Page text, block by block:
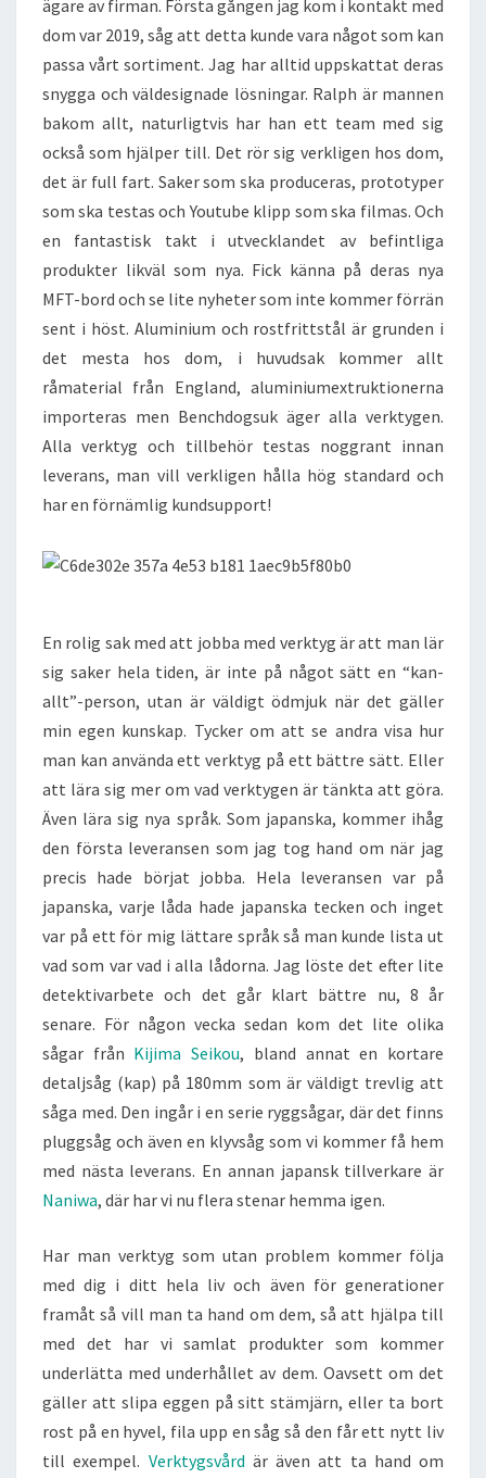
ägare av firman. Första gången jag kom i kontakt med
dom var 2019, såg att detta kunde vara något som kan
passa vårt sortiment. Jag har alltid uppskattat deras
snygga och väldesignade lösningar. Ralph är mannen
bakom allt, naturligtvis har han ett team med sig
också som hjälper till. Det rör sig verkligen hos dom,
det är full fart. Saker som ska produceras, prototyper
som ska testas och Youtube klipp som ska filmas. Och
en fantastisk takt i utvecklandet av befintliga
produkter likväl som nya. Fick känna på deras nya
MFT-bord och se lite nyheter som inte kommer förrän
sent i höst. Aluminium och rostfrittstål är grunden i
det mesta hos dom, i huvudsak kommer allt
råmaterial från England, aluminiumextruktionerna
importeras men Benchdogsuk äger alla verktygen.
Alla verktyg och tillbehör testas noggrant innan
leverans, man vill verkligen hålla hög standard och
har en förnämlig kundsupport!
En rolig sak med att jobba med verktyg är att man lär
sig saker hela tiden, är inte på något sätt en “kan-
allt”-person, utan är väldigt ödmjuk när det gäller
min egen kunskap. Tycker om att se andra visa hur
man kan använda ett verktyg på ett bättre sätt. Eller
att lära sig mer om vad verktygen är tänkta att göra.
Även lära sig nya språk. Som japanska, kommer ihåg
den första leveransen som jag tog hand om när jag
precis hade börjat jobba. Hela leveransen var på
japanska, varje låda hade japanska tecken och inget
var på ett för mig lättare språk så man kunde lista ut
vad som var vad i alla lådorna. Jag löste det efter lite
detektivarbete och det går klart bättre nu, 8 år
senare. För någon vecka sedan kom det lite olika
sågar från Kijima Seikou, bland annat en kortare
detaljsåg (kap) på 180mm som är väldigt trevlig att
såga med. Den ingår i en serie ryggsågar, där det finns
pluggsåg och även en klyvsåg som vi kommer få hem
med nästa leverans. En annan japansk tillverkare är
Naniwa, där har vi nu flera stenar hemma igen.
Har man verktyg som utan problem kommer följa
med dig i ditt hela liv och även för generationer
framåt så vill man ta hand om dem, så att hjälpa till
med det har vi samlat produkter som kommer
underlätta med underhållet av dem. Oavsett om det
gäller att slipa eggen på sitt stämjärn, eller ta bort
rost på en hyvel, fila upp en såg så den får ett nytt liv
till exempel. Verktygsvård är även att ta hand om